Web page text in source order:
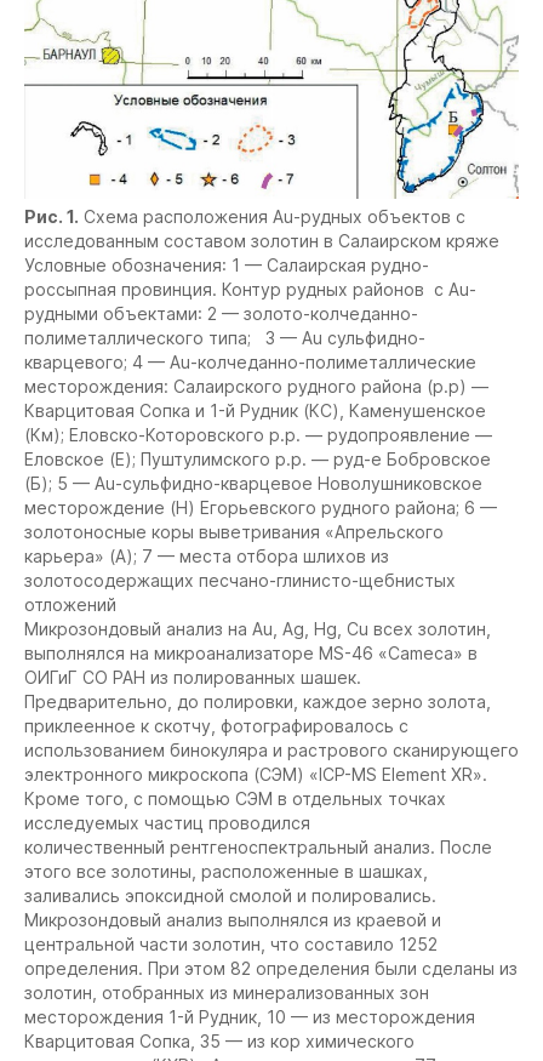
Рис. 1. Схема расположения Au-рудных объектов с
исследованным составом золотин в Салаирском кряже
Условные обозначения: 1 — Салаирская рудно-
россыпная провинция. Контур рудных районов с Au-
рудными объектами: 2 — золото-колчеданно-
полиметаллического типа; 3 — Au сульфидно-
кварцевого; 4 — Au-колчеданно-полиметаллические
месторождения: Салаирского рудного района (р.р) —
Кварцитовая Сопка и 1-й Рудник (КС), Каменушенское
(Км); Еловско-Которовского р.р. — рудопроявление —
Еловское (Е); Пуштулимского р.р. — руд-е Бобровское
(Б); 5 — Au-сульфидно-кварцевое Новолушниковское
месторождение (Н) Егорьевского рудного района; 6 —
золотоносные коры выветривания «Апрельского
карьера» (А); 7 — места отбора шлихов из
золотосодержащих песчано-глинисто-щебнистых
отложений
Микрозондовый анализ на Au, Ag, Hg, Cu всех золотин,
выполнялся на микроанализаторе MS-46 «Cameca» в
ОИГиГ СО РАН из полированных шашек.
Предварительно, до полировки, каждое зерно золота,
приклеенное к скотчу, фотографировалось с
использованием бинокуляра и растрового сканирующего
электронного микроскопа (СЭМ) «ICP-MS Element XR».
Кроме того, с помощью СЭМ в отдельных точках
исследуемых частиц проводился
количественный рентгеноспектральный анализ. После
этого все золотины, расположенные в шашках,
заливались эпоксидной смолой и полировались.
Микрозондовый анализ выполнялся из краевой и
центральной части золотин, что составило 1252
определения. При этом 82 определения были сделаны из
золотин, отобранных из минерализованных зон
месторождения 1-й Рудник, 10 — из месторождения
Кварцитовая Сопка, 35 — из кор химического